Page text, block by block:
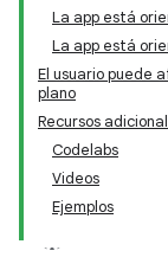
La app está
La app está
El usuario puede
plano
Recursos
Codelabs
Videos
Ejemplos